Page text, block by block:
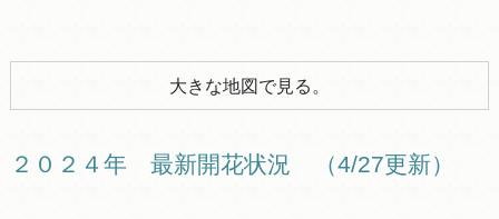
大きな地図で見る。
２０２４年 最新開花状況 （4/27更新）